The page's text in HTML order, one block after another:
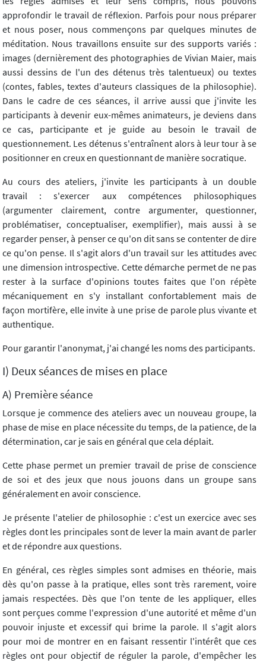
approfondir le travail de réflexion. Parfois pour nous préparer
et nous poser, nous commençons par quelques minutes de
méditation. Nous travaillons ensuite sur des supports variés :
images (dernièrement des photographies de Vivian Maier, mais
aussi dessins de l'un des détenus très talentueux) ou textes
(contes, fables, textes d'auteurs classiques de la philosophie).
Dans le cadre de ces séances, il arrive aussi que j'invite les
participants à devenir eux-mêmes animateurs, je deviens dans
ce cas, participante et je guide au besoin le travail de
questionnement. Les détenus s'entraînent alors à leur tour à se
positionner en creux en questionnant de manière socratique.
Au cours des ateliers, j'invite les participants à un double
travail : s'exercer aux compétences philosophiques
(argumenter clairement, contre argumenter, questionner,
problématiser, conceptualiser, exemplifier), mais aussi à se
regarder penser, à penser ce qu'on dit sans se contenter de dire
ce qu'on pense. Il s'agit alors d'un travail sur les attitudes avec
une dimension introspective. Cette démarche permet de ne pas
rester à la surface d'opinions toutes faites que l'on répète
mécaniquement en s'y installant confortablement mais de
façon mortifère, elle invite à une prise de parole plus vivante et
authentique.
Pour garantir l'anonymat, j'ai changé les noms des participants.
I) Deux séances de mises en place
A) Première séance
Lorsque je commence des ateliers avec un nouveau groupe, la
phase de mise en place nécessite du temps, de la patience, de la
détermination, car je sais en général que cela déplait.
Cette phase permet un premier travail de prise de conscience
de soi et des jeux que nous jouons dans un groupe sans
généralement en avoir conscience.
Je présente l'atelier de philosophie : c'est un exercice avec ses
règles dont les principales sont de lever la main avant de parler
et de répondre aux questions.
En général, ces règles simples sont admises en théorie, mais
dès qu'on passe à la pratique, elles sont très rarement, voire
jamais respectées. Dès que l'on tente de les appliquer, elles
sont perçues comme l'expression d'une autorité et même d'un
pouvoir injuste et excessif qui brime la parole. Il s'agit alors
pour moi de montrer en en faisant ressentir l'intérêt que ces
règles ont pour objectif de réguler la parole, d'empêcher les